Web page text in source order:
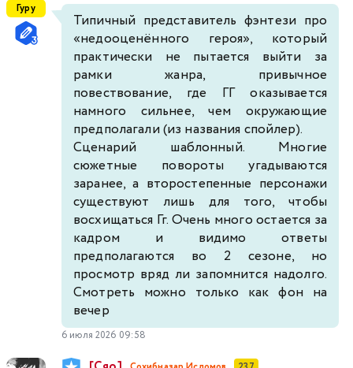
Гуру
Типичный представитель фэнтези про
«недооценённого героя», который
практически не пытается выйти за
рамки жанра, привычное
повествование, где ГГ оказывается
намного сильнее, чем окружающие
предполагали (из названия спойлер).
Сценарий шаблонный. Многие
сюжетные повороты угадываются
заранее, а второстепенные персонажи
существуют лишь для того, чтобы
восхищаться Гг. Очень много остается за
кадром и видимо ответы
предполагаются во 2 сезоне, но
просмотр вряд ли запомнится надолго.
Смотреть можно только как фон на
вечер
6 июля 2026 09:58